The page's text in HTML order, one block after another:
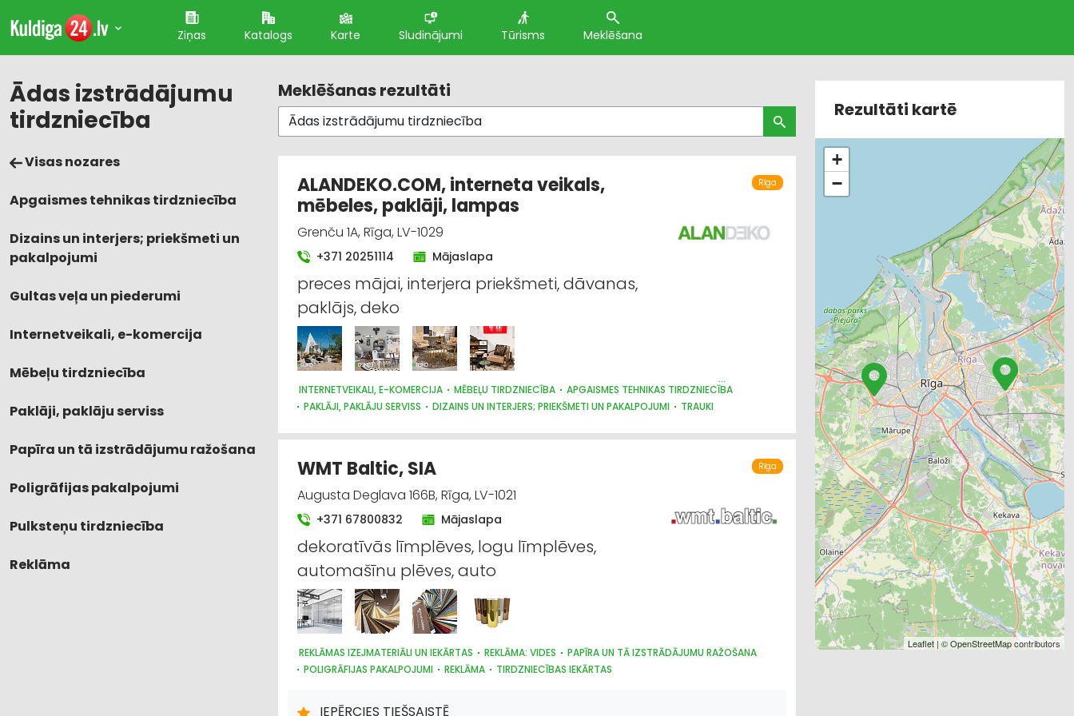
Ziņas Katalogs Karte Sludinājumi Tūrisms Meklēšana
Ādas izstrādājumu
tirdzniecība
Visas nozares
Apgaismes tehnikas tirdzniecība
Dizains un interjers; priekšmeti un
pakalpojumi
Gultas veļa un piederumi
Internetveikali, e-komercija
Mēbeļu tirdzniecība
Paklāji, paklāju serviss
Papīra un tā izstrādājumu ražošana
Poligrāfijas pakalpojumi
Pulksteņu tirdzniecība
Reklāma
Meklēšanas rezultāti
Rīga
ALANDEKO.COM, interneta veikals,
mēbeles, paklāji, lampas
Grenču 1A, Rīga, LV-1029
+371 20251114 Mājaslapa
preces mājai, interjera priekšmeti, dāvanas,
paklājs, deko
INTERNETVEIKALI, E-KOMERCIJA MĒBEĻU TIRDZNIECĪBA
APGAISMES TEHNIKAS TIRDZNIECĪBA
PAKLĀJI, PAKLĀJU SERVISS
DIZAINS UN INTERJERS; PRIEKŠMETI UN PAKALPOJUMI
TRAUKI
SUVENĪRI, DĀVANAS
Rīga
WMT Baltic, SIA
Augusta Deglava 166B, Rīga, LV-1021
+371 67800832 Mājaslapa
dekoratīvās līmplēves, logu līmplēves,
automašīnu plēves, auto
REKLĀMAS IZEJMATERIĀLI UN IEKĀRTAS REKLĀMA: VIDES
PAPĪRA UN TĀ IZSTRĀDĀJUMU RAŽOŠANA
POLIGRĀFIJAS PAKALPOJUMI
REKLĀMA TIRDZNIECĪBAS IEKĀRTAS
IEPĒRCIES TIEŠSAISTĒ
Rezultāti kartē
+
−
Leaflet | ©OpenStreetMapcontributors